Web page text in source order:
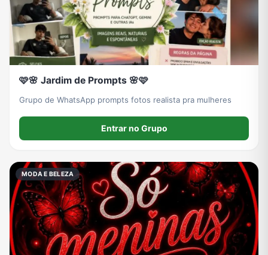
🩷🌸 Jardim de Prompts 🌸🩷
Grupo de WhatsApp prompts fotos realista pra mulheres
Entrar no Grupo
MODA E BELEZA